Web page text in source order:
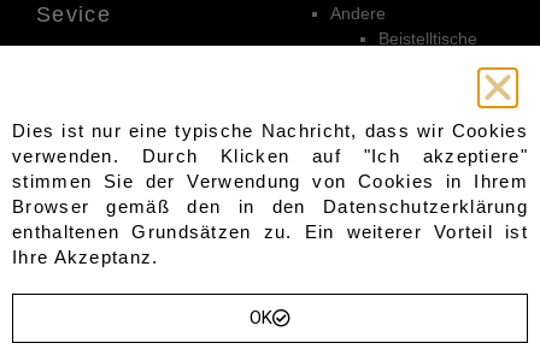
Sevice
Mein konto
Lieferung
Andere
Beistelltische
Tische
Gartenmöbel
Stühle
Unterlagen
Datenschutzerklärung
Folge uns
Instagram
Dies ist nur eine typische Nachricht, dass wir Cookies
verwenden. Durch Klicken auf "Ich akzeptiere"
stimmen Sie der Verwendung von Cookies in Ihrem
Browser gemäß den in den Datenschutzerklärung
enthaltenen Grundsätzen zu. Ein weiterer Vorteil ist
Ihre Akzeptanz.
OK